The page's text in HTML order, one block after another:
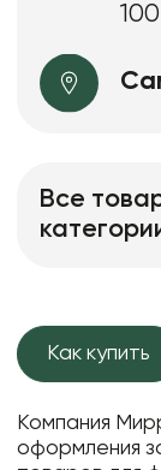
Все
Как купить
Компания
оформления